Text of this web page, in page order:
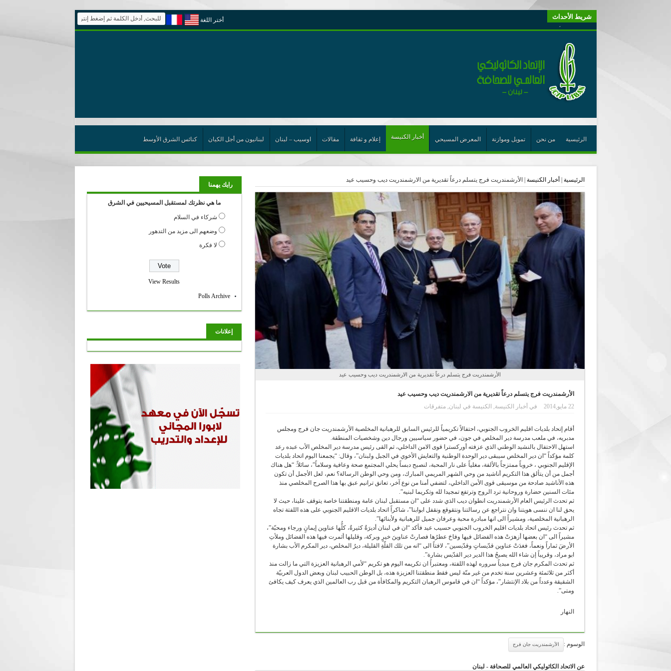
شريط الأحداث
“لبنانيون من أجل الكيان” (اتحاد اورا) : طرح رئيس الجمهورية حول اللامركزية الموسعة شرط واجب للخروج من حالة الجمود
“الوحدة في التعدّد: إعادة بناء الديمقراطيّة التوافقيّة في لبنان”
يتبع في معنى الأعجوبة
ترشيح أسعد جوان لجائزة نوبل يعزّز تثبيت
احتفالات عيد القديس شربل تتواصل في بقاعكفرا…
الأعجوبة في المسيحيّة: معنًى وحدًّا
من يختصر الله يجعل الدين خطرًا
أيّ عيش مشترك نريد؟
أختر اللغة
الرئيسية من نحن تمويل وموازنة المعرض المسيحي أخبار الكنيسة إعلام و ثقافة مقالات اوسيب – لبنان لبنانيون من أجل الكيان كنائس الشرق الأوسط
الرئيسية أخبار الكنيسة الأرشمندريت فرج يتسلم درعاً تقديرية من الارشمندريت ديب وحسيب عيد
الأرشمندريت فرج يتسلم درعاً تقديرية من الارشمندريت ديب وحسيب عيد
الأرشمندريت فرج يتسلم درعاً تقديرية من الارشمندريت ديب وحسيب عيد
22 مايو,2014
في أخبار الكنيسة, الكنيسة في لبنان,متفرقات
أقام إتحاد بلديات اقليم الخروب الجنوبي، احتفالاً تكريمياً للرئيس السابق للرهبانية المخلصية الأرشمندريت جان فرج ومجلس
مدبريه، في ملعب مدرسة دير المخلص في جون، في حضور سياسيين ورجال دين وشخصيات المنطقة.
استهل الاحتفال بالنشيد الوطني الذي عزفته أوركسترا قوى الامن الداخلي، ثم القى رئيس مدرسة دير المخلص الأب عبده رعد
كلمة مؤكداً “ان دير المخلص سيبقى دير الوحدة الوطنية والتعايش الأخوي في الجبل ولبنان”، وقال: “يجمعنا اليوم اتحاد بلديات
الإقليم الجنوبي ، خروباً ممتزجاً بالألفة، مغلياً على نار المحبة، لنصبح دبساً يحلي المجتمع صحة وعافية وسلاماً”، سائلاً: “هل هناك
أجمل من أن يتألق هذا التكريم أناشيد من وحي الشهر المريمي المبارك، ومن وحي الوطن الرسالة؟ نعم، لعل الأجمل أن تكون
هذه الأناشيد صادحة من موسيقى قوى الأمن الداخلي، لتضفي أمنا من نوع آخر، تعانق ترانيم عبق بها هذا الصرح المخلصي منذ
مئات السنين حضارة وروحانية ترد الروح وترتفع تمجيدا لله وتكريما لبنيه”.
ثم تحدث الرئيس العام الأرشمندريت انطوان ديب الذي شدد على “ان مستقبل لبنان عامة ومنطقتنا خاصة يتوقف علينا، حيث لا
يحق لنا ان ننسى هويتنا وان نتراجع عن رسالتنا ونتقوقع ونقفل ابوابنا”، شاكراً اتحاد بلديات الاقليم الجنوبي على هذه اللفتة تجاه
الرهبانية المخلصية، ومشيراً الى انها مبادرة محبة وعرفان جميل للرهبانية ولأبنائها”.
ثم تحدث رئيس اتحاد بلديات اقليم الخروب الجنوبي حسيب عيد فأكد “ان في لبنان أديرَةٌ كثيرةٌ، كلُّها عناوين إيمانٍ ورجاء ومحبّة”،
مشيراً الى “ان بعضها أزهرَتْ هذه الفضائل فيها وفاحَ عطرُها فصارتْ عناوينَ خيرٍ وبركة، وقليلها أثمرت فيها هذه الفضائل وملأتِ
الأرضَ ثماراً ونعماً، فغدَتْ عناوين قدّيساتٍ وقدّيسين”، لافتاً الى “انه من تلك القلّةِ القليلة، ديرُ المخلص، دير المكرم الأب بشارة
ابو مراد، وقريباً إن شاء الله يصبحُ هذا الدير دير القدّيس بشارة”.
ثم تحدث المكرم جان فرج مبدياً سروره لهذه اللفتة، ومعتبراً ان تكريمه اليوم هو تكريم “لأمي الرهبانية العزيزة التي ما زالت منذ
أكثر من ثلاثمئة وعشرين سنة تخدم من غير منّة ليس فقط منطقتنا العزيزة هذه، بل الوطن الحبيب لبنان وبعض الدول العربيّة
الشقيقة وعدداً من بلاد الإنتشار”، مؤكداً “ان في قاموس الرهبان التكريم والمكافأة من قبل رب العالمين الذي يعرف كيف يكافئ
ومتى”.
النهار
الوسوم : الأرشمندريت جان فرج
عن الاتحاد الكاثوليكي العالمي للصحافة - لبنان
رايك يهمنا
ما هي نظرتك لمستقبل المسيحيين في الشرق
شركاء في السلام
وضعهم الى مزيد من التدهور
لا فكرة
View Results
Polls Archive
إعلانات